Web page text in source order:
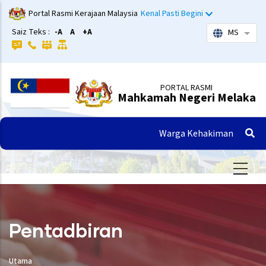
Langkau
ke
kandungan
utama
Portal Rasmi Kerajaan Malaysia Kenal Pasti Begini
Saiz Teks : -A A +A MS
PORTAL RASMI
Mahkamah Negeri Melaka
Warga Kehakiman
Pentadbiran
Utama